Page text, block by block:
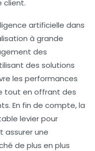
client.
artificielle dans
à grande
des
des solutions
les performances
tout en offrant des
En fin de compte, la
levier pour
assurer une
de plus en plus